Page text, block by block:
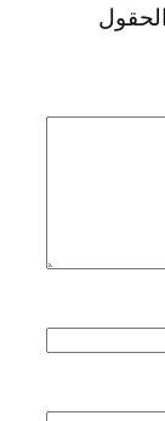
الحقول